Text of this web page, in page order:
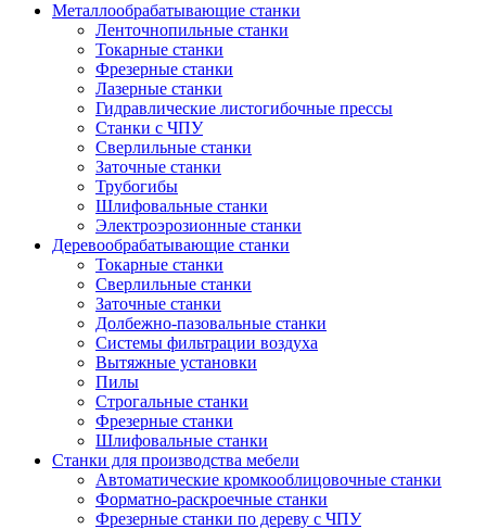
Металлообрабатывающие станки
Ленточнопильные станки
Токарные станки
Фрезерные станки
Лазерные станки
Гидравлические листогибочные прессы
Станки с ЧПУ
Сверлильные станки
Заточные станки
Трубогибы
Шлифовальные станки
Электроэрозионные станки
Деревообрабатывающие станки
Токарные станки
Сверлильные станки
Заточные станки
Долбежно-пазовальные станки
Системы фильтрации воздуха
Вытяжные установки
Пилы
Строгальные станки
Фрезерные станки
Шлифовальные станки
Станки для производства мебели
Автоматические кромкооблицовочные станки
Форматно-раскроечные станки
Фрезерные станки по дереву с ЧПУ